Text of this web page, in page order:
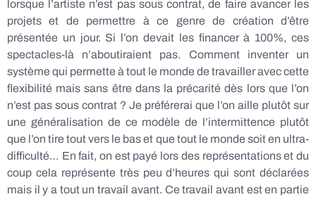
lorsque l’artiste n’est pas sous contrat, de faire avancer les
projets et de permettre à ce genre de création d’être
présentée un jour. Si l’on devait les financer à 100%, ces
spectacles-là n’aboutiraient pas. Comment inventer un
système qui permette à tout le monde de travailler avec cette
flexibilité mais sans être dans la précarité dès lors que l’on
n’est pas sous contrat ? Je préférerai que l’on aille plutôt sur
une généralisation de ce modèle de l’intermittence plutôt
que l’on tire tout vers le bas et que tout le monde soit en ultra-
difficulté… En fait, on est payé lors des représentations et du
coup cela représente très peu d’heures qui sont déclarées
mais il y a tout un travail avant. Ce travail avant est en partie